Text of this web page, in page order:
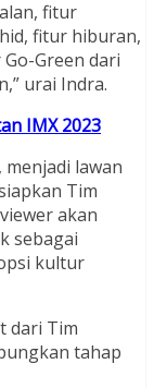
fitur
fitur hiburan,
Green dari
urai Indra.
IMX 2023
lawan
Tim
akan
sebagai
kultur
dari Tim
tahap